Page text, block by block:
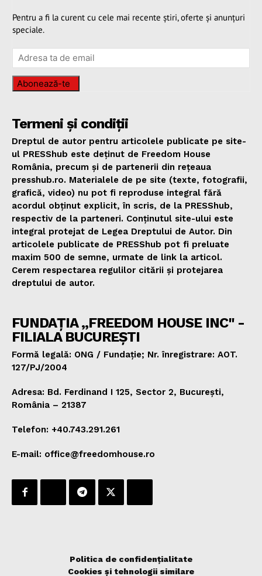
Pentru a fi la curent cu cele mai recente știri, oferte și anunțuri
speciale.
Abonează-te
Termeni și condiții
Dreptul de autor pentru articolele publicate pe site-
ul PRESShub este deținut de Freedom House
România, precum și de partenerii din rețeaua
presshub.ro. Materialele de pe site (texte, fotografii,
grafică, video) nu pot fi reproduse integral fără
acordul obținut explicit, în scris, de la PRESShub,
respectiv de la parteneri. Conținutul site-ului este
integral protejat de Legea Dreptului de Autor. Din
articolele publicate de PRESShub pot fi preluate
maxim 500 de semne, urmate de link la articol.
Cerem respectarea regulilor citării și protejarea
dreptului de autor.
FUNDAȚIA „FREEDOM HOUSE INC" -
FILIALA BUCUREȘTI
Formă legală: ONG / Fundație; Nr. înregistrare: AOT.
127/PJ/2004
Adresa: Bd. Ferdinand I 125, Sector 2, București,
România – 21387
Telefon: +40.743.291.261
E-mail: office@freedomhouse.ro
Politica de confidențialitate
Cookies și tehnologii similare